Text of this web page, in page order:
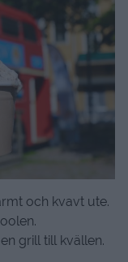
och kvavt ute.
grill till kvällen.